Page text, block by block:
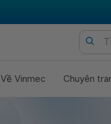
Về Vinmec Chuyên